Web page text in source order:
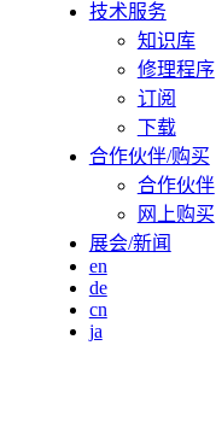
技术服务
知识库
修理程序
订阅
下载
合作伙伴/购买
合作伙伴
网上购买
展会/新闻
en
de
cn
ja